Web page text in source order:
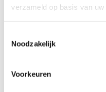
verzameld op basis van
Noodzakelijk
Voorkeuren
Veiligheid
Alle gegevens die door
meest gangbare